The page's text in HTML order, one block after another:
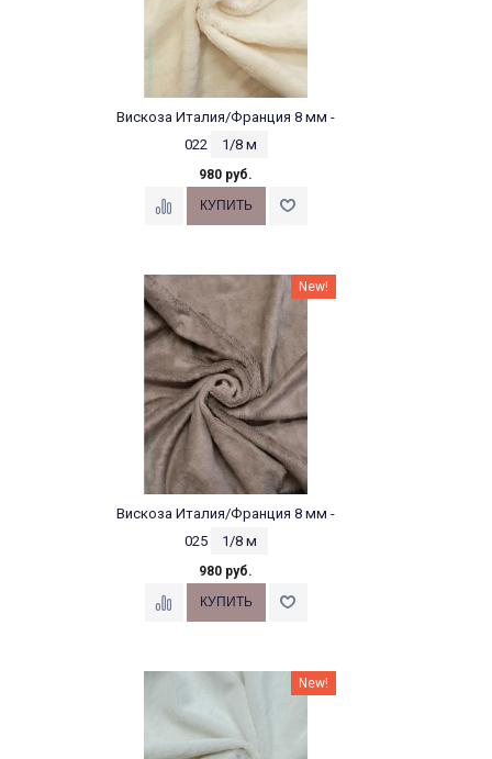
Вискоза Италия/Франция 8 мм -
022
1/8 м
980 руб.
New!
Вискоза Италия/Франция 8 мм -
025
1/8 м
980 руб.
New!